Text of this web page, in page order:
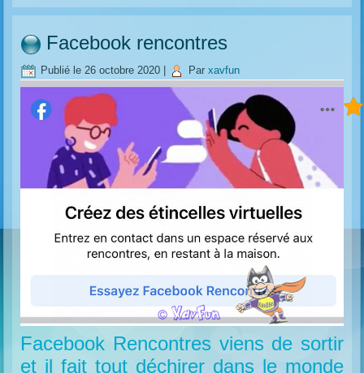
Facebook rencontres
Publié le 26 octobre 2020 Par xavfun
Facebook Rencontres viens de sortir
et il fait tout déchirer dans le monde